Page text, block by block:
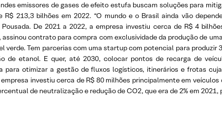
emissores de gases de efeito estufa buscam soluções para
213,3 bilhões em 2022. “O mundo e o Brasil ainda vão
De 2021 a 2022, a empresa investiu cerca de R$ 4
contrato para compra com exclusividade da produção de
verde. Tem parcerias com uma startup com potencial para
de etanol. E quer, até 2030, colocar pontos de recarga de
para otimizar a gestão de fluxos logísticos, itinerários e frotas
investiu cerca de R$ 80 milhões principalmente em
de neutralização e redução de CO2, que era de 2% em 2021,